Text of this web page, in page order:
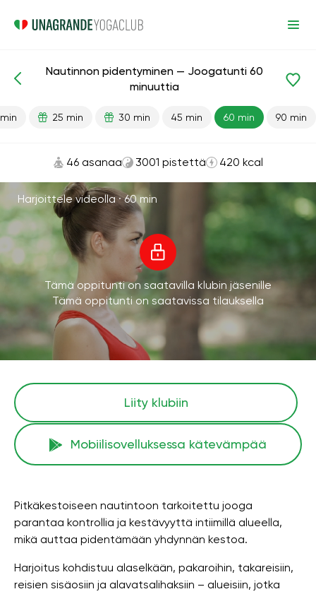
Seksi Energia
Nautinnon pidentyminen — Joogatunti 60
minuuttia
25 min 30 min 45 min 60 min 90 min
46 asanaa 3001 pistettä 420 kcal
Harjoittele videolla ·60 min
Tämä oppitunti on saatavilla klubin jäsenille
Tämä oppitunti on saatavissa tilauksella
Liity klubiin
Mobiilisovelluksessa kätevämpää
Pitkäkestoiseen nautintoon tarkoitettu jooga
parantaa kontrollia ja kestävyyttä intiimillä alueella,
mikä auttaa pidentämään yhdynnän kestoa.
Harjoitus kohdistuu alaselkään, pakaroihin, takareisiin,
reisien sisäosiin ja alavatsalihaksiin – alueisiin, jotka